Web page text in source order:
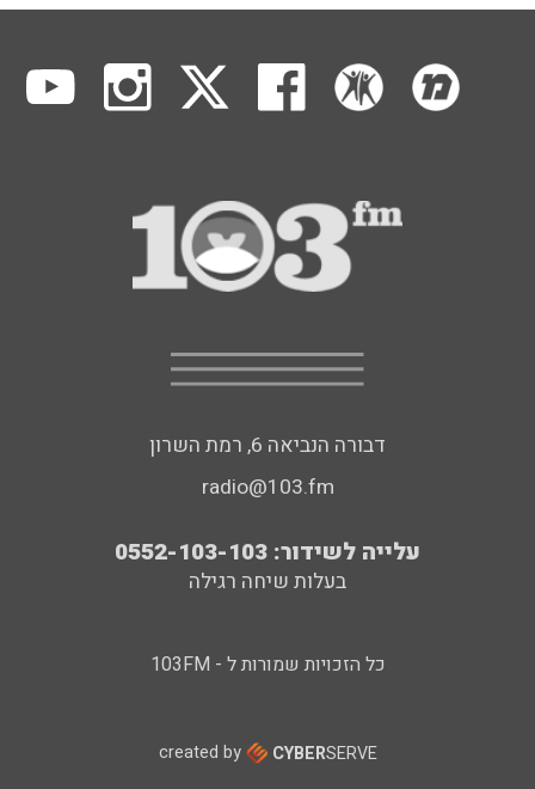
דבורה הנביאה 6, רמת השרון
radio@103.fm
עלייה לשידור: 0552-103-103
בעלות שיחה רגילה
כל הזכויות שמורות ל - 103FM
created by CYBERSERVE